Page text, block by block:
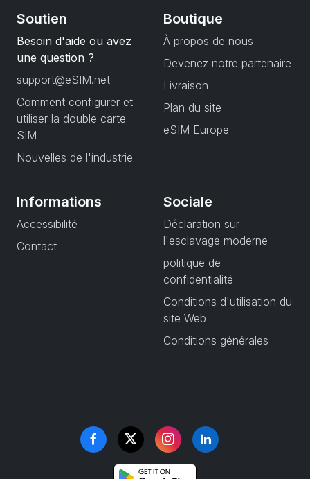
Soutien
Besoin d'aide ou avez
une question ?
support@eSIM.net
Comment configurer et
utiliser la double carte
SIM
Nouvelles de l'industrie
Boutique
À propos de nous
Devenez notre partenaire
Livraison
Plan du site
eSIM Europe
Informations
Accessibilité
Contact
Sociale
Déclaration sur
l'esclavage moderne
politique de
confidentialité
Conditions d'utilisation du
site Web
Conditions générales